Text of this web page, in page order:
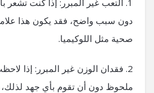
1. التعب غير المبرر: إذا كنت
دون سبب واضح، فقد يكون هذا
صحية مثل اللوكيميا.
2. فقدان الوزن غير المبرر: إذا
ملحوظ دون أن تقوم بأي جهد